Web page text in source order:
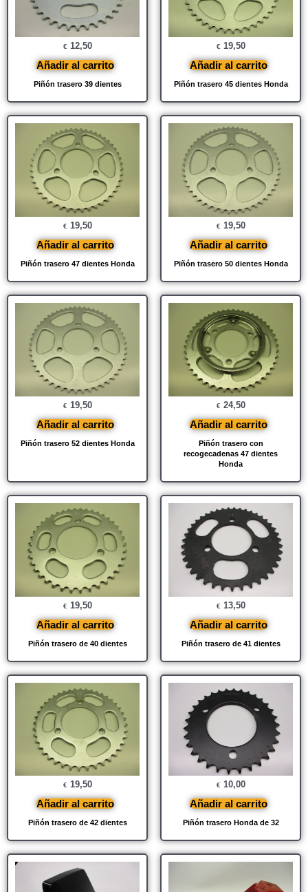
Piñón trasero 39 dientes
€ 12,50
Añadir al carrito
Piñón trasero 45 dientes Honda
€ 19,50
Añadir al carrito
Piñón trasero 47 dientes Honda
€ 19,50
Añadir al carrito
Piñón trasero 50 dientes Honda
€ 19,50
Añadir al carrito
Piñón trasero 52 dientes Honda
€ 19,50
Añadir al carrito
Piñón trasero con
recogecadenas 47 dientes
Honda
€ 24,50
Añadir al carrito
Piñón trasero de 40 dientes
€ 19,50
Añadir al carrito
Piñón trasero de 41 dientes
€ 13,50
Añadir al carrito
Piñón trasero de 42 dientes
€ 19,50
Añadir al carrito
Piñón trasero Honda de 32
€ 10,00
Añadir al carrito